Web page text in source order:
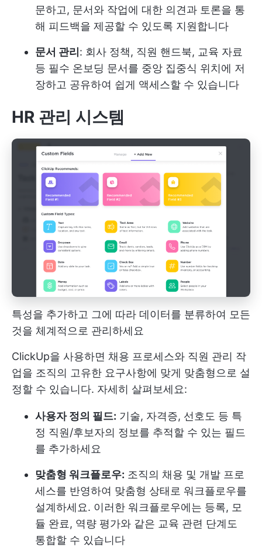
문하고, 문서와 작업에 대한 의견과 토론을 통
해 피드백을 제공할 수 있도록 지원합니다
문서 관리 : 회사 정책, 직원 핸드북, 교육 자료
등 필수 온보딩 문서를 중앙 집중식 위치에 저
장하고 공유하여 쉽게 액세스할 수 있습니다
HR 관리 시스템
특성을 추가하고 그에 따라 데이터를 분류하여 모든
것을 체계적으로 관리하세요
ClickUp을 사용하면 채용 프로세스와 직원 관리 작
업을 조직의 고유한 요구사항에 맞게 맞춤형으로 설
정할 수 있습니다. 자세히 살펴보세요:
사용자 정의 필드: 기술, 자격증, 선호도 등 특
정 직원/후보자의 정보를 추적할 수 있는 필드
를 추가하세요
맞춤형 워크플로우: 조직의 채용 및 개발 프로
세스를 반영하여 맞춤형 상태로 워크플로우를
설계하세요. 이러한 워크플로우에는 등록, 모
듈 완료, 역량 평가와 같은 교육 관련 단계도
통합할 수 있습니다